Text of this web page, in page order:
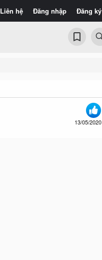
Liên hệ Đăng nhập Đăng ký
13/05/2020